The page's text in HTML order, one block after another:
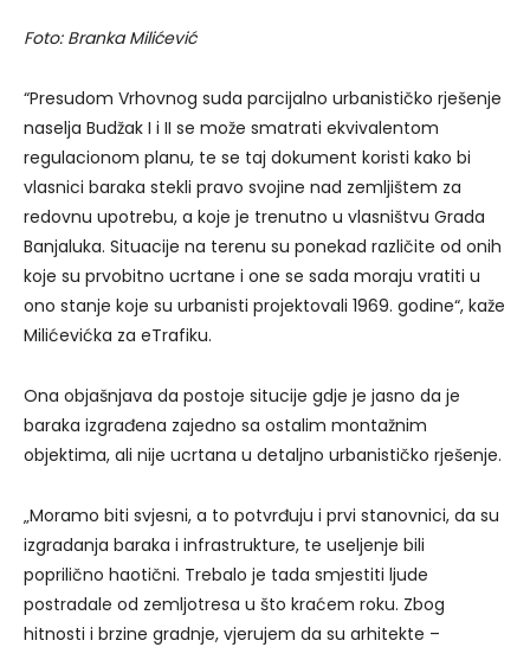
Foto: Branka Milićević
“Presudom Vrhovnog suda parcijalno urbanističko rješenje
naselja Budžak I i II se može smatrati ekvivalentom
regulacionom planu, te se taj dokument koristi kako bi
vlasnici baraka stekli pravo svojine nad zemljištem za
redovnu upotrebu, a koje je trenutno u vlasništvu Grada
Banjaluka. Situacije na terenu su ponekad različite od onih
koje su prvobitno ucrtane i one se sada moraju vratiti u
ono stanje koje su urbanisti projektovali 1969. godine“, kaže
Milićevićka za eTrafiku.
Ona objašnjava da postoje situcije gdje je jasno da je
baraka izgrađena zajedno sa ostalim montažnim
objektima, ali nije ucrtana u detaljno urbanističko rješenje.
„Moramo biti svjesni, a to potvrđuju i prvi stanovnici, da su
izgradanja baraka i infrastrukture, te useljenje bili
poprilično haotični. Trebalo je tada smjestiti ljude
postradale od zemljotresa u što kraćem roku. Zbog
hitnosti i brzine gradnje, vjerujem da su arhitekte –